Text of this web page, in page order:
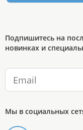
Подпишитесь на
новинках и
Мы в социальных